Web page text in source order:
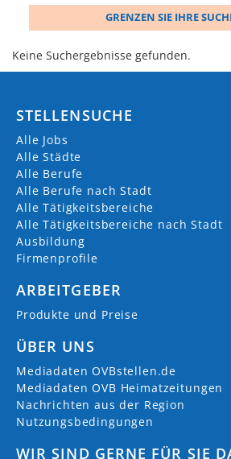
GRENZEN SIE IHRE
Keine Suchergebnisse gefunden.
STELLENSUCHE
Alle Jobs
Alle Städte
Alle Berufe
Alle Berufe nach Stadt
Alle Tätigkeitsbereiche
Alle Tätigkeitsbereiche nach Stadt
Ausbildung
Firmenprofile
ARBEITGEBER
Produkte und Preise
ÜBER UNS
Mediadaten OVBstellen.de
Mediadaten OVB Heimatzeitungen
Nachrichten aus der Region
Nutzungsbedingungen
WIR SIND GERNE FÜR SIE